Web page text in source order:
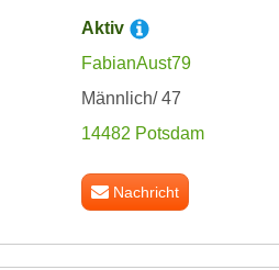
Aktiv
FabianAust79
Männlich/ 47
14482 Potsdam
Nachricht